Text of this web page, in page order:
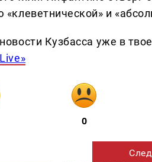
«клеветнической» и
Кузбасса уже в
0